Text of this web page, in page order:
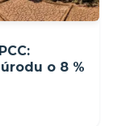
o 8 %